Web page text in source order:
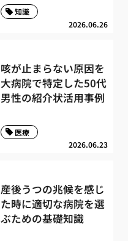
2026.06.26
知識
咳が止まらない原因を
大病院で特定した50代
男性の紹介状活用事例
2026.06.23
医療
産後うつの兆候を感じ
た時に適切な病院を選
ぶための基礎知識